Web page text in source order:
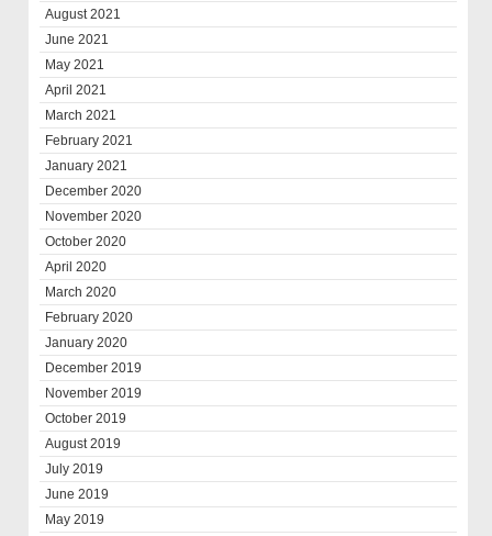
August 2021
June 2021
May 2021
April 2021
March 2021
February 2021
January 2021
December 2020
November 2020
October 2020
April 2020
March 2020
February 2020
January 2020
December 2019
November 2019
October 2019
August 2019
July 2019
June 2019
May 2019